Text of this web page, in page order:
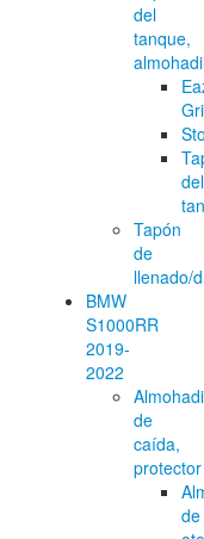
del
tanque,
del
Tapón
de
llenado/
BMW
S1000RR
2019-
2022
de
caída,
protector
de